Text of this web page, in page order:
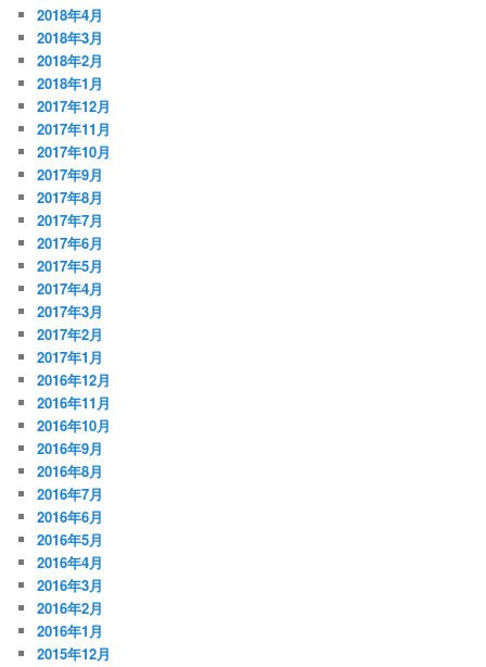
2018年4月
2018年3月
2018年2月
2018年1月
2017年12月
2017年11月
2017年10月
2017年9月
2017年8月
2017年7月
2017年6月
2017年5月
2017年4月
2017年3月
2017年2月
2017年1月
2016年12月
2016年11月
2016年10月
2016年9月
2016年8月
2016年7月
2016年6月
2016年5月
2016年4月
2016年3月
2016年2月
2016年1月
2015年12月